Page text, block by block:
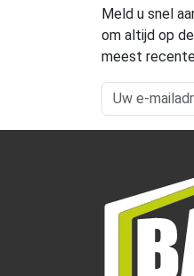
Meld u snel
om altijd op
meest